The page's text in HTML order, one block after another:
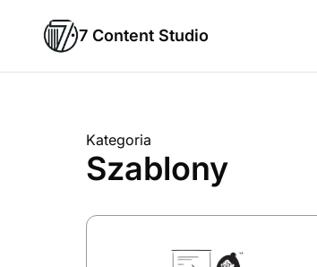
7 Content Studio
Kategoria
Szablony